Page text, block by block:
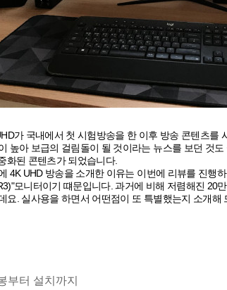
가 국내에서 첫 시험방송을 한 이후 방송 콘텐츠
높아 보급의 걸림돌이 될 것이라는 뉴스를 보던 것
화된 콘텐츠가 되었습니다.
4K UHD 방송을 소개한 이유는 이번에 리뷰를 진행
모니터이기 떄문입니다. 과거에 비해 저렴해진 20
요. 실사용을 하면서 어떤점이 또 특별했는지 소개해
부터 설치까지